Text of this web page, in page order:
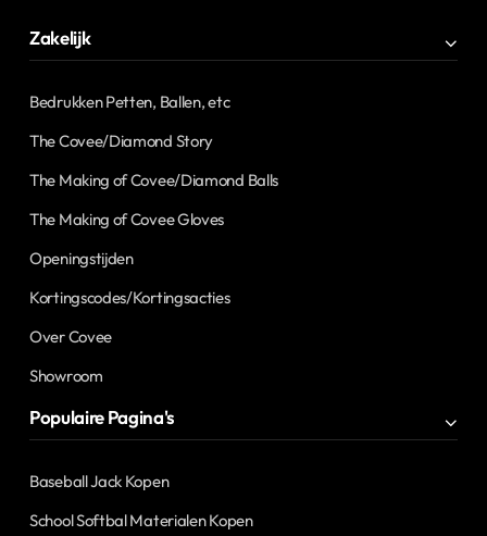
Zakelijk
Bedrukken Petten, Ballen, etc
The Covee/Diamond Story
The Making of Covee/Diamond Balls
The Making of Covee Gloves
Openingstijden
Kortingscodes/Kortingsacties
Over Covee
Showroom
Populaire Pagina's
Baseball Jack Kopen
School Softbal Materialen Kopen